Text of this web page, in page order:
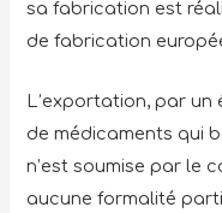
sa fabrication est
de fabrication
L’exportation, par
de médicaments qui
n’est soumise par le
aucune formalité